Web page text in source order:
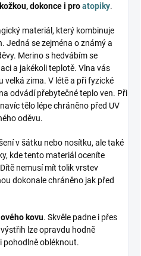
dokonce i proatopiky.
materiál, který kombinuje
Jedná se zejména o známý a
Merino s hedvábím se
a jakékoli teplotě. Vlna vás
velká zima. V létě a při fyzické
odvádí přebytečné teplo ven. Při
tělo lépe chráněno před UV
oděvu.
v šátku nebo nosítku, ale také
kde tento materiál oceníte
nemusí mít tolik vrstev
dokonale chráněno jak před
kovu. Skvěle padne i přes
lze opravdu hodně
pohodlně obléknout.